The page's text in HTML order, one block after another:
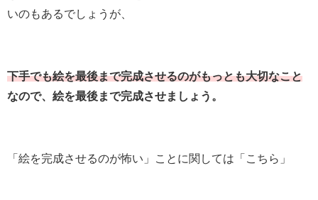
いのもあるでしょうが、
下手でも絵を最後まで完成させるのがもっとも大切なこと
なので、絵を最後まで完成させましょう。
「絵を完成させるのが怖い」ことに関しては「こちら」